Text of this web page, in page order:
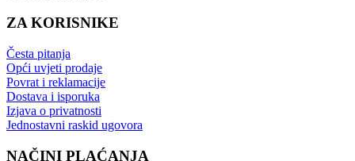
ZA KORISNIKE
Česta pitanja
Opći uvjeti prodaje
Povrat i reklamacije
Dostava i isporuka
Izjava o privatnosti
Jednostavni raskid ugovora
NAČINI PLAĆANJA